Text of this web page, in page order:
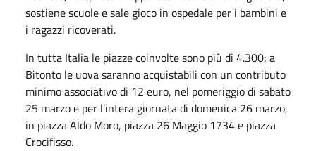
sostiene scuole e sale gioco in ospedale per i bambini e
i ragazzi ricoverati.
In tutta Italia le piazze coinvolte sono più di 4.300; a
Bitonto le uova saranno acquistabili con un contributo
minimo associativo di 12 euro, nel pomeriggio di sabato
25 marzo e per l’intera giornata di domenica 26 marzo,
in piazza Aldo Moro, piazza 26 Maggio 1734 e piazza
Crocifisso.